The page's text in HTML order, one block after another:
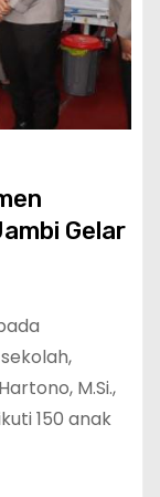
Gelar
M.Si.,
150 anak